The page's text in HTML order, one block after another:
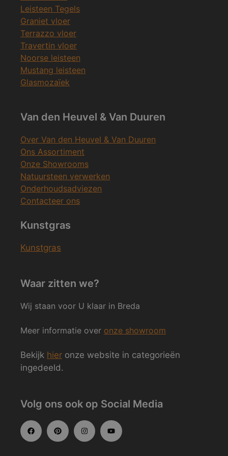
Leisteen Tegels
Graniet vloer
Terrazzo vloer
Travertin vloer
Noorse leisteen
Mustang leisteen
Glasmozaïek
Van den Heuvel & Van Duuren
Over Van den Heuvel & Van Duuren
Ons Assortiment
Onze Showrooms
Natuursteen verwerken
Onderhoudsadviezen
Contacteer ons
Kunstgras
Kunstgras
Waar zitten we?
Wij staan voor U klaar in Breda
Meer informatie over onze showroom
Bekijk hier onze website in categorieën
ingedeeld.
Volg ons ook op Social Media